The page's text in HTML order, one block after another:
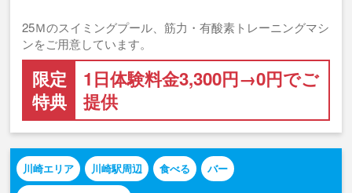
25Ｍのスイミングプール、筋力・有酸素トレーニングマシ
ンをご用意しています。
限定
特典
1日体験料金3,300円→0円でご
提供
川崎エリア 川崎駅周辺 食べる
バー